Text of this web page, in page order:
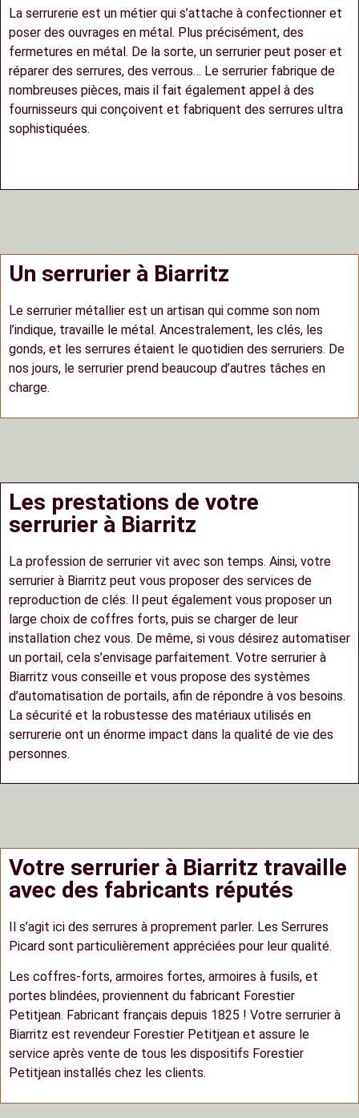
La serrurerie est un métier qui s’attache à confectionner et
poser des ouvrages en métal. Plus précisément, des
fermetures en métal. De la sorte, un serrurier peut poser et
réparer des serrures, des verrous… Le serrurier fabrique de
nombreuses pièces, mais il fait également appel à des
fournisseurs qui conçoivent et fabriquent des serrures ultra
sophistiquées.
Un serrurier à Biarritz
Le serrurier métallier est un artisan qui comme son nom
l’indique, travaille le métal. Ancestralement, les clés, les
gonds, et les serrures étaient le quotidien des serruriers. De
nos jours, le serrurier prend beaucoup d’autres tâches en
charge.
Les prestations de votre
serrurier à Biarritz
La profession de serrurier vit avec son temps. Ainsi, votre
serrurier à Biarritz peut vous proposer des services de
reproduction de clés. Il peut également vous proposer un
large choix de coffres forts, puis se charger de leur
installation chez vous. De même, si vous désirez automatiser
un portail, cela s’envisage parfaitement. Votre serrurier à
Biarritz vous conseille et vous propose des systèmes
d’automatisation de portails, afin de répondre à vos besoins.
La sécurité et la robustesse des matériaux utilisés en
serrurerie ont un énorme impact dans la qualité de vie des
personnes.
Votre serrurier à Biarritz travaille
avec des fabricants réputés
Il s’agit ici des serrures à proprement parler. Les Serrures
Picard sont particulièrement appréciées pour leur qualité.
Les coffres-forts, armoires fortes, armoires à fusils, et
portes blindées, proviennent du fabricant Forestier
Petitjean. Fabricant français depuis 1825 ! Votre serrurier à
Biarritz est revendeur Forestier Petitjean et assure le
service après vente de tous les dispositifs Forestier
Petitjean installés chez les clients.